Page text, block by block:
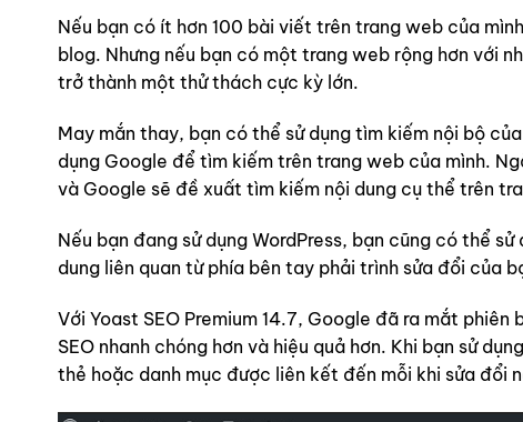
Nếu bạn có ít hơn 100 bài viết trên trang web của
blog. Nhưng nếu bạn có một trang web rộng hơn với
trở thành một thử thách cực kỳ lớn.
May mắn thay, bạn có thể sử dụng tìm kiếm nội bộ
dụng Google để tìm kiếm trên trang web của mình.
và Google sẽ đề xuất tìm kiếm nội dung cụ thể trên
Nếu bạn đang sử dụng WordPress, bạn cũng có thể
dung liên quan từ phía bên tay phải trình sửa đổi của
Với Yoast SEO Premium 14.7, Google đã ra mắt
SEO nhanh chóng hơn và hiệu quả hơn. Khi bạn sử
thẻ hoặc danh mục được liên kết đến mỗi khi sửa đổi